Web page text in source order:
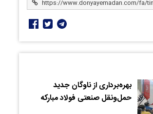
بهره‌برداری از ناوگان جدید
حمل‌ونقل صنعتی فولاد مبارکه